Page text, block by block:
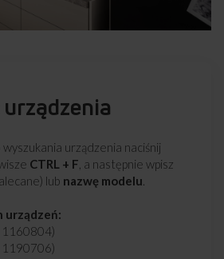
urządzenia naciśnij
CTRL + F , a następnie wpisz
lub nazwę modelu
urządzeń:
1160804)
1190706)